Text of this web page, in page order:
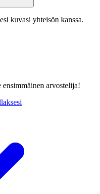
kuvasi yhteisön kanssa.
arvostelija!